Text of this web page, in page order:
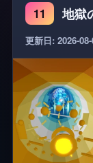
11 地獄
更新日: 2026-